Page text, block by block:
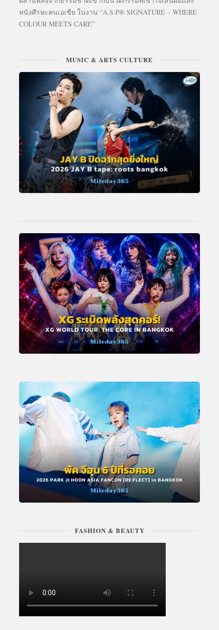
หนังศีรษะคนเอเชีย ในงาน “A.S.P® SIGNATURE – WHERE
COLOUR MEETS CARE”
MUSIC & ARTS CULTURE
FASHION & BEAUTY